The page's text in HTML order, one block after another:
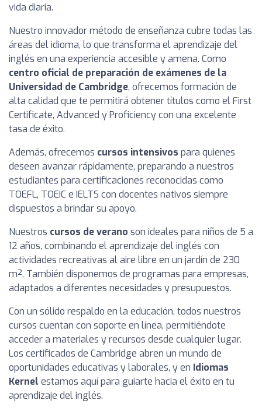
vida diaria.
Nuestro innovador método de enseñanza cubre todas las
áreas del idioma, lo que transforma el aprendizaje del
inglés en una experiencia accesible y amena. Como
centro oficial de preparación de exámenes de la
Universidad de Cambridge, ofrecemos formación de
alta calidad que te permitirá obtener títulos como el First
Certificate, Advanced y Proficiency con una excelente
tasa de éxito.
Además, ofrecemos cursos intensivos para quienes
deseen avanzar rápidamente, preparando a nuestros
estudiantes para certificaciones reconocidas como
TOEFL, TOEIC e IELTS con docentes nativos siempre
dispuestos a brindar su apoyo.
Nuestros cursos de verano son ideales para niños de 5 a
12 años, combinando el aprendizaje del inglés con
actividades recreativas al aire libre en un jardín de 230
m². También disponemos de programas para empresas,
adaptados a diferentes necesidades y presupuestos.
Con un sólido respaldo en la educación, todos nuestros
cursos cuentan con soporte en línea, permitiéndote
acceder a materiales y recursos desde cualquier lugar.
Los certificados de Cambridge abren un mundo de
oportunidades educativas y laborales, y en Idiomas
Kernel estamos aquí para guiarte hacia el éxito en tu
aprendizaje del inglés.